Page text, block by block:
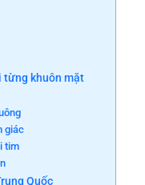
từng khuôn mặt
giác
tim
Quốc